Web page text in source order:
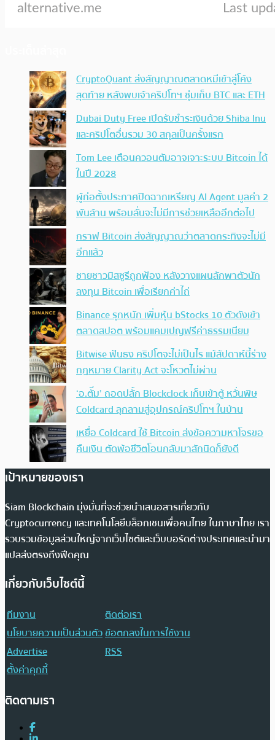
CryptoQuant ส่งสัญญาณตลาดหมีเข้าสู่โค้ง
สุดท้าย หลังพบเจ้าคริปโทฯ ซุ่มเก็บ BTC และ ETH
Dubai Duty Free เปิดรับชำระเงินด้วย Shiba Inu
และคริปโตอื่นรวม 30 สกุลเป็นครั้งแรก
Tom Lee เตือนควอนตัมอาจเจาะระบบ Bitcoin ได้
ในปี 2028
ผู้ก่อตั้งประกาศปิดฉากเหรียญ AI Agent มูลค่า 2
พันล้าน พร้อมลั่นจะไม่มีการช่วยเหลืออีกต่อไป
กราฟ Bitcoin ส่งสัญญาณว่าตลาดกระทิงจะไม่มี
อีกแล้ว
ชายชาวมิสซูรีถูกฟ้อง หลังวางแผนลักพาตัวนัก
ลงทุน Bitcoin เพื่อเรียกค่าไถ่
Binance รุกหนัก เพิ่มหุ้น bStocks 10 ตัวดังเข้า
ตลาดสปอต พร้อมแคมเปญฟรีค่าธรรมเนียม
Bitwise ฟันธง คริปโตจะไม่เป็นไร แม้สัปดาห์นี้ร่าง
กฎหมาย Clarity Act จะโหวตไม่ผ่าน
‘อ.ตั๊ม’ ถอดปลั้ก Blockclock เก็บเข้าตู้ หวั่นพิษ
Coldcard ลุกลามสู่อุปกรณ์คริปโทฯ ในบ้าน
เหยื่อ Coldcard ใช้ Bitcoin ส่งข้อความหาโจรขอ
คืนเงิน ตัดพ้อชีวิตโอนกลับมาสักนิดก็ยังดี
เป้าหมายของเรา
Siam Blockchain มุ่งมั่นที่จะช่วยนำเสนอสารเกี่ยวกับ
Cryptocurrency และเทคโนโลยีบล็อกเชนเพื่อคนไทย ในภาษาไทย เรา
รวบรวมข้อมูลส่วนใหญ่จากเว็บไซต์และเว็บบอร์ดต่างประเทศและนำมา
แปลส่งตรงถึงฟีดคุณ
เกี่ยวกับเว็บไซต์นี้
ทีมงาน
ติดต่อเรา
นโยบายความเป็นส่วนตัวข้อตกลงในการใช้งาน
Advertise
RSS
ตั้งค่าคุกกี้
ติดตามเรา